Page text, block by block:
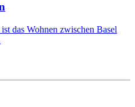
das Wohnen zwischen Basel